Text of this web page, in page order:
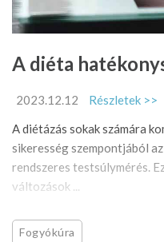
A diéta
2023.12.12
Részletek >>
A diétázás sokak számára
sikeresség szempontjából
rendszeres testsúlymérés.
változások ...
Fogyókúra